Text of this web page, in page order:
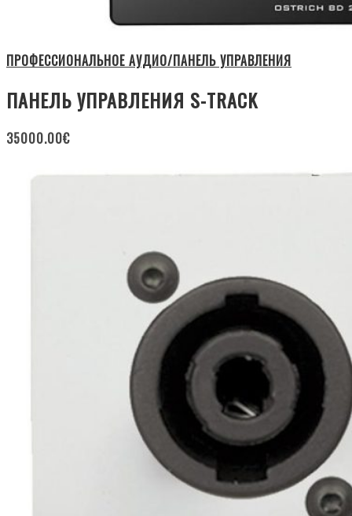
ПРОФЕССИОНАЛЬНОЕ АУДИО/ПАНЕЛЬ УПРАВЛЕНИЯ
ПАНЕЛЬ УПРАВЛЕНИЯ S-TRACK
35000.00€